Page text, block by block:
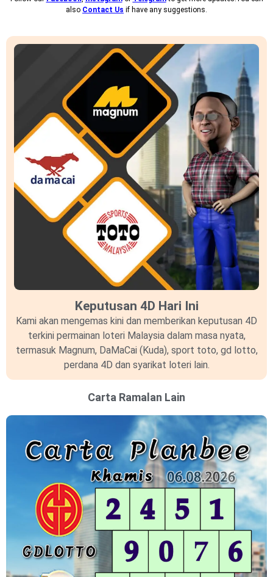
also Contact Us if have any suggestions.
Keputusan 4D Hari Ini
Kami akan mengemas kini dan memberikan keputusan 4D
terkini permainan loteri Malaysia dalam masa nyata,
termasuk Magnum, DaMaCai (Kuda), sport toto, gd lotto,
perdana 4D dan syarikat loteri lain.
Carta Ramalan Lain